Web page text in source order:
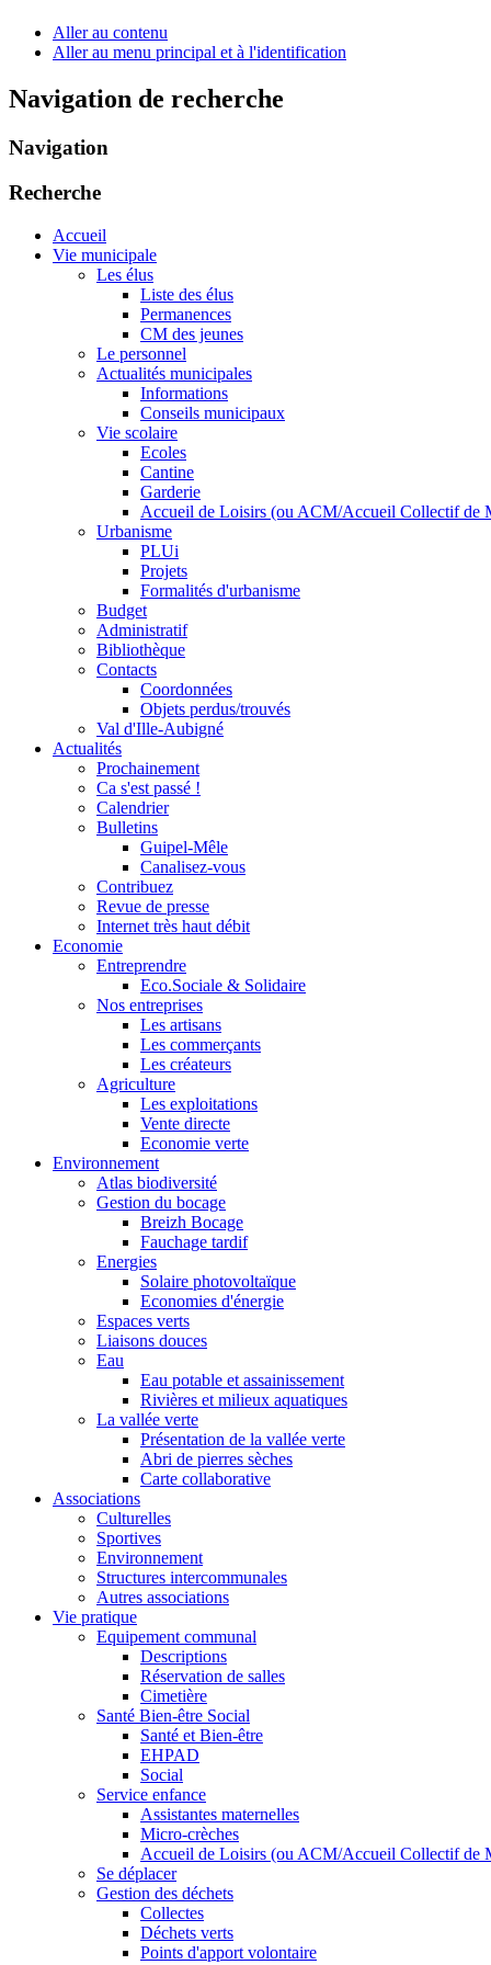
Aller au contenu
Aller au menu principal et à l'identification
Navigation de recherche
Navigation
Recherche
Accueil
Vie municipale
Les élus
Liste des élus
Permanences
CM des jeunes
Le personnel
Actualités municipales
Informations
Conseils municipaux
Vie scolaire
Ecoles
Cantine
Garderie
Accueil de Loisirs (ou ACM/Accueil Collectif de
Urbanisme
PLUi
Projets
Formalités d'urbanisme
Budget
Administratif
Bibliothèque
Contacts
Coordonnées
Objets perdus/trouvés
Val d'Ille-Aubigné
Actualités
Prochainement
Ca s'est passé !
Calendrier
Bulletins
Guipel-Mêle
Canalisez-vous
Contribuez
Revue de presse
Internet très haut débit
Economie
Entreprendre
Eco.Sociale & Solidaire
Nos entreprises
Les artisans
Les commerçants
Les créateurs
Agriculture
Les exploitations
Vente directe
Economie verte
Environnement
Atlas biodiversité
Gestion du bocage
Breizh Bocage
Fauchage tardif
Energies
Solaire photovoltaïque
Economies d'énergie
Espaces verts
Liaisons douces
Eau
Eau potable et assainissement
Rivières et milieux aquatiques
La vallée verte
Présentation de la vallée verte
Abri de pierres sèches
Carte collaborative
Associations
Culturelles
Sportives
Environnement
Structures intercommunales
Autres associations
Vie pratique
Equipement communal
Descriptions
Réservation de salles
Cimetière
Santé Bien-être Social
Santé et Bien-être
EHPAD
Social
Service enfance
Assistantes maternelles
Micro-crèches
Accueil de Loisirs (ou ACM/Accueil Collectif de
Se déplacer
Gestion des déchets
Collectes
Déchets verts
Points d'apport volontaire